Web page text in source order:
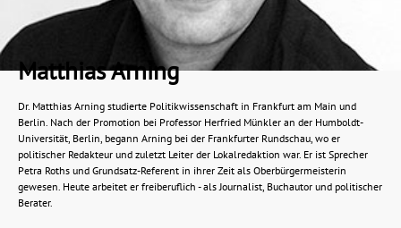
Matthias Arning
Dr. Matthias Arning studierte Politikwissenschaft in Frankfurt am Main und
Berlin. Nach der Promotion bei Professor Herfried Münkler an der Humboldt-
Universität, Berlin, begann Arning bei der Frankfurter Rundschau, wo er
politischer Redakteur und zuletzt Leiter der Lokalredaktion war. Er ist Sprecher
Petra Roths und Grundsatz-Referent in ihrer Zeit als Oberbürgermeisterin
gewesen. Heute arbeitet er freiberuflich - als Journalist, Buchautor und politischer
Berater.